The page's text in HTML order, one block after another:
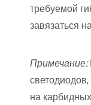
требуемой
завязаться
Примечание:
на